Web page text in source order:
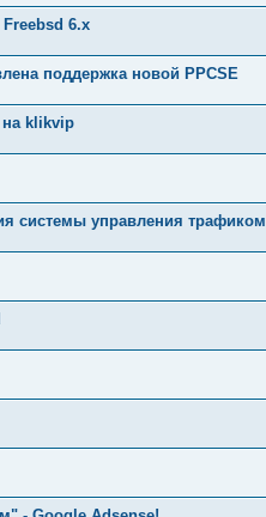
6.x
поддержка новой PPCSE
на klikvip
системы управления трафиком